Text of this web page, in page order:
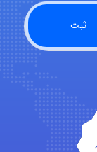
fatima
Jafar Tym